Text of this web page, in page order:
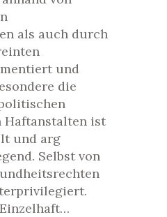
als auch durch
und
die
Haftanstalten ist
und arg
Selbst von